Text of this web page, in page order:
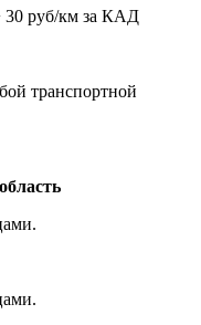
руб/км за КАД
транспортной